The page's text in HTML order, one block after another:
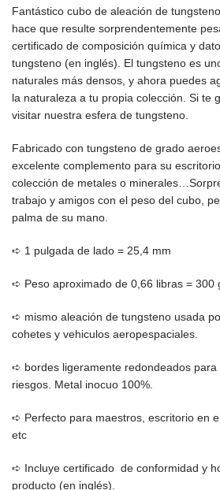
Fantástico cubo de aleación de
hace que resulte sorprendentemente
certificado de composición química y
tungsteno (en inglés). El tungsteno es
naturales más densos, y ahora puedes
la naturaleza a tu propia colección. Si te
visitar nuestra esfera de tungsteno.
Fabricado con tungsteno de grado
excelente complemento para su
colección de metales o
trabajo y amigos con el peso del cubo,
palma de su mano.
➪ 1 pulgada de lado = 25,4 mm
➪ Peso aproximado de 0,66 libras = 300
➪ mismo aleación de tungsteno usada
cohetes y vehiculos aeropespaciales.
➪ bordes ligeramente redondeados para
riesgos. Metal inocuo 100%.
➪ Perfecto para maestros, escritorio en
etc
➪ Incluye certificado de conformidad y
producto (en inglés).